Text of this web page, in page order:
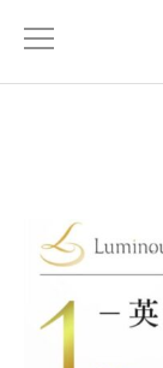
サービス概要
英語を学びた